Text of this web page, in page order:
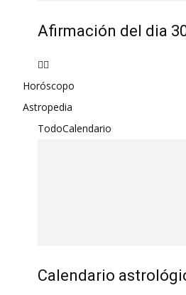
Afirmación del dia
Horóscopo
Astropedia
TodoCalendario
Calendario